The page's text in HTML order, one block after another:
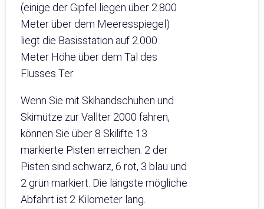
(einige der Gipfel liegen über 2.800
Meter über dem Meeresspiegel)
liegt die Basisstation auf 2.000
Meter Höhe über dem Tal des
Flusses Ter.
Wenn Sie mit Skihandschuhen und
Skimütze zur Vallter 2000 fahren,
können Sie über 8 Skilifte 13
markierte Pisten erreichen. 2 der
Pisten sind schwarz, 6 rot, 3 blau und
2 grün markiert. Die längste mögliche
Abfahrt ist 2 Kilometer lang.